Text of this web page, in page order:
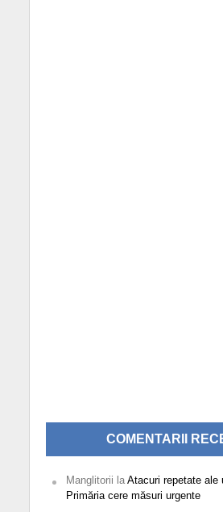
COMENTARII
Manglitorii la Atacuri repetate ale
Primăria cere măsuri urgente